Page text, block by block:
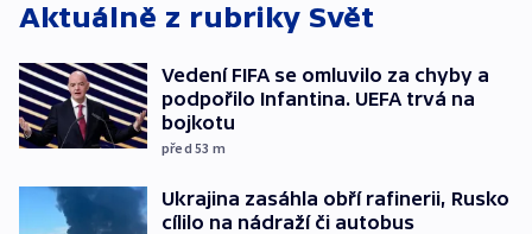
Aktuálně z rubriky Svět
Vedení FIFA se omluvilo za chyby a
podpořilo Infantina. UEFA trvá na
bojkotu
před 53 m
Ukrajina zasáhla obří rafinerii, Rusko
cílilo na nádraží či autobus